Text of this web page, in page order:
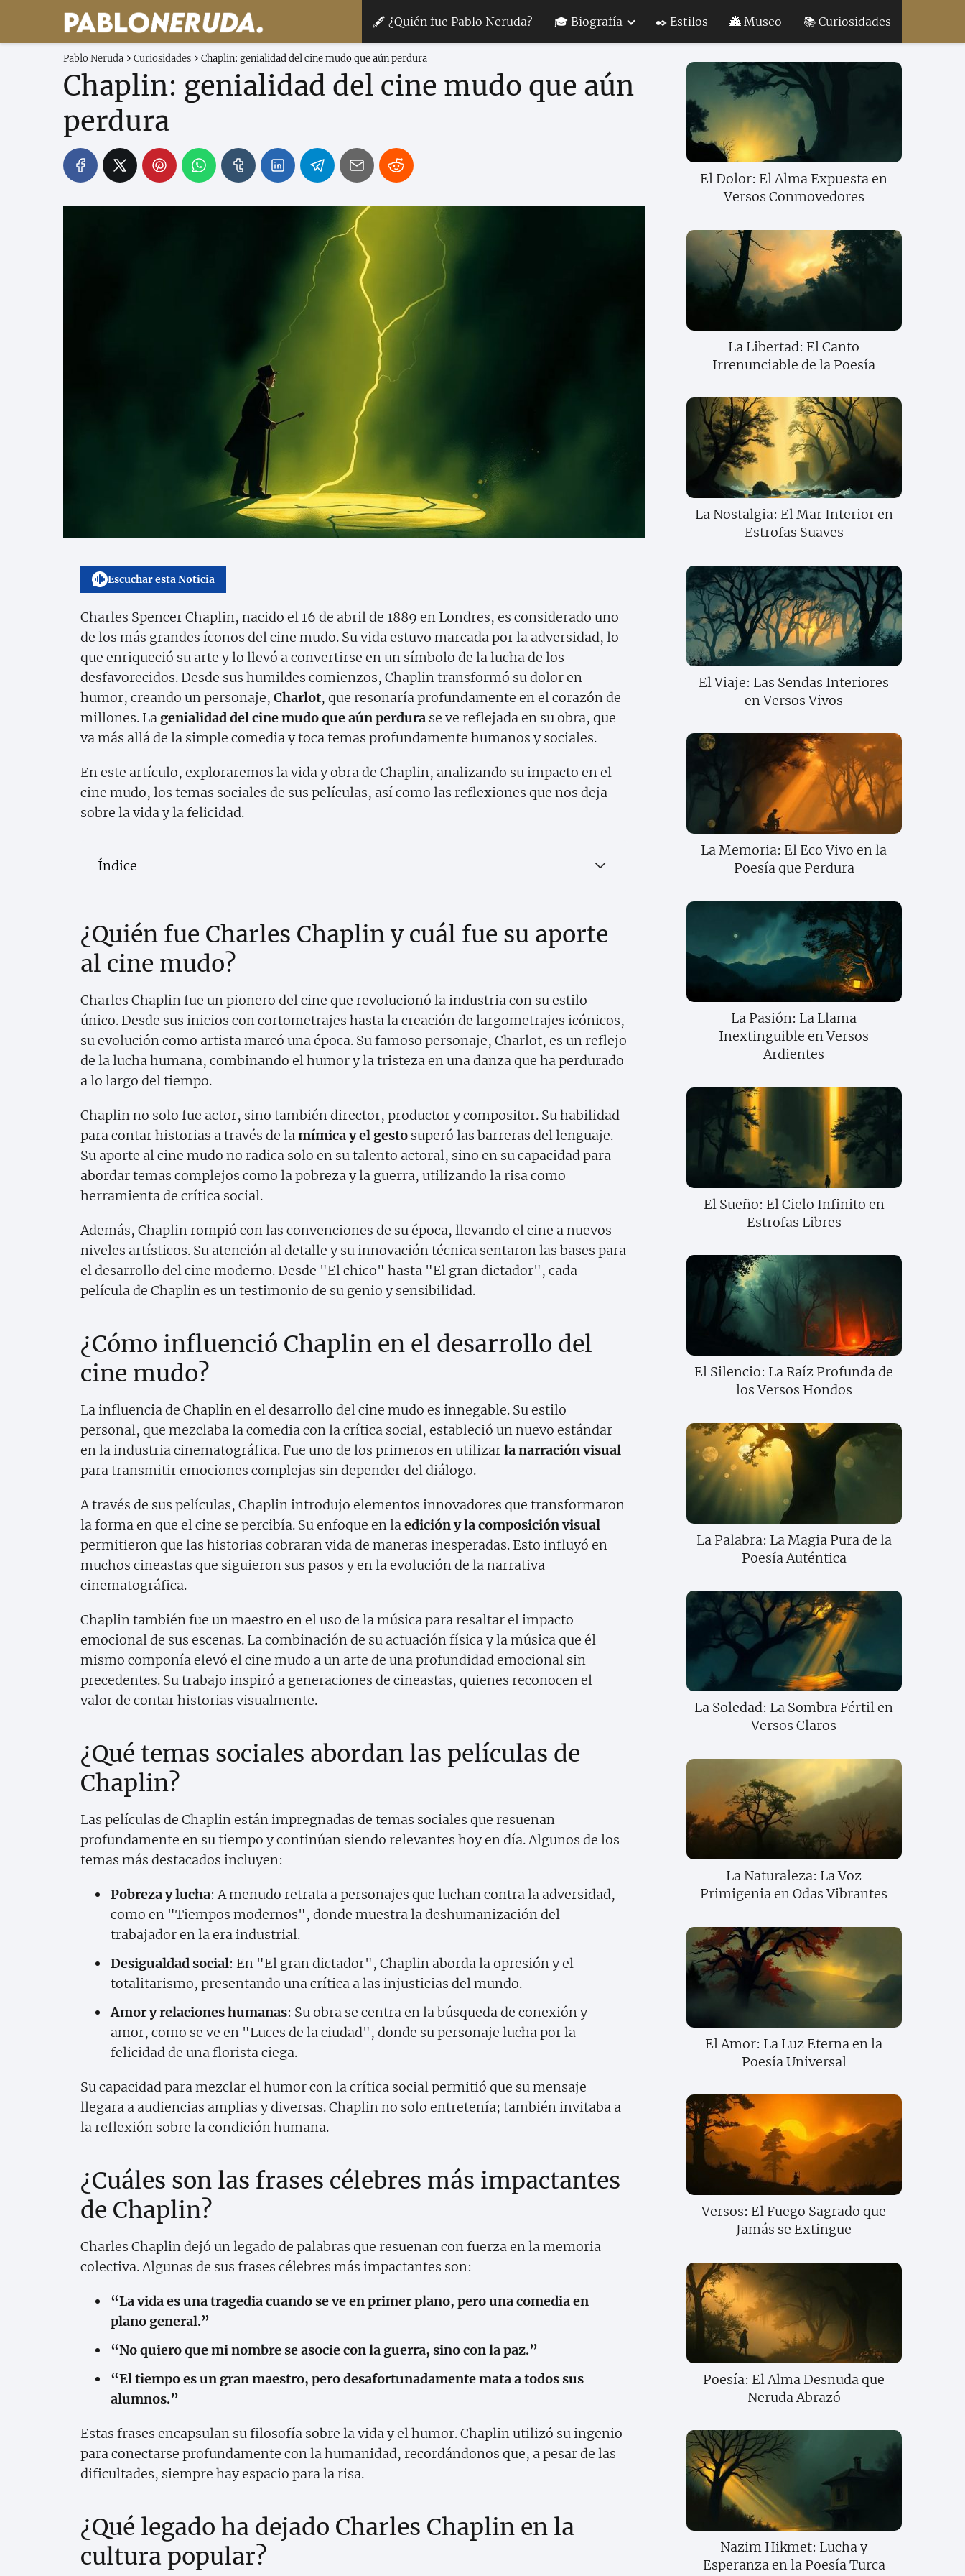
🖋 ¿Quién fue Pablo Neruda? 🎓 Biografía ✒️ Estilos 🏯 Museo 📚 Curiosidades
Pablo Neruda Curiosidades Chaplin: genialidad del cine mudo que aún perdura
Chaplin: genialidad del cine mudo que aún
perdura
Escuchar esta Noticia
Charles Spencer Chaplin, nacido el 16 de abril de 1889 en Londres, es considerado uno
de los más grandes íconos del cine mudo. Su vida estuvo marcada por la adversidad, lo
que enriqueció su arte y lo llevó a convertirse en un símbolo de la lucha de los
desfavorecidos. Desde sus humildes comienzos, Chaplin transformó su dolor en
humor, creando un personaje, Charlot, que resonaría profundamente en el corazón de
millones. La genialidad del cine mudo que aún perdura se ve reflejada en su obra, que
va más allá de la simple comedia y toca temas profundamente humanos y sociales.
En este artículo, exploraremos la vida y obra de Chaplin, analizando su impacto en el
cine mudo, los temas sociales de sus películas, así como las reflexiones que nos deja
sobre la vida y la felicidad.
Índice
¿Quién fue Charles Chaplin y cuál fue su aporte
al cine mudo?
Charles Chaplin fue un pionero del cine que revolucionó la industria con su estilo
único. Desde sus inicios con cortometrajes hasta la creación de largometrajes icónicos,
su evolución como artista marcó una época. Su famoso personaje, Charlot, es un reflejo
de la lucha humana, combinando el humor y la tristeza en una danza que ha perdurado
a lo largo del tiempo.
Chaplin no solo fue actor, sino también director, productor y compositor. Su habilidad
para contar historias a través de la mímica y el gesto superó las barreras del lenguaje.
Su aporte al cine mudo no radica solo en su talento actoral, sino en su capacidad para
abordar temas complejos como la pobreza y la guerra, utilizando la risa como
herramienta de crítica social.
Además, Chaplin rompió con las convenciones de su época, llevando el cine a nuevos
niveles artísticos. Su atención al detalle y su innovación técnica sentaron las bases para
el desarrollo del cine moderno. Desde "El chico" hasta "El gran dictador", cada
película de Chaplin es un testimonio de su genio y sensibilidad.
¿Cómo influenció Chaplin en el desarrollo del
cine mudo?
La influencia de Chaplin en el desarrollo del cine mudo es innegable. Su estilo
personal, que mezclaba la comedia con la crítica social, estableció un nuevo estándar
en la industria cinematográfica. Fue uno de los primeros en utilizarla narración visual
para transmitir emociones complejas sin depender del diálogo.
A través de sus películas, Chaplin introdujo elementos innovadores que transformaron
la forma en que el cine se percibía. Su enfoque en la edición y la composición visual
permitieron que las historias cobraran vida de maneras inesperadas. Esto influyó en
muchos cineastas que siguieron sus pasos y en la evolución de la narrativa
cinematográfica.
Chaplin también fue un maestro en el uso de la música para resaltar el impacto
emocional de sus escenas. La combinación de su actuación física y la música que él
mismo componía elevó el cine mudo a un arte de una profundidad emocional sin
precedentes. Su trabajo inspiró a generaciones de cineastas, quienes reconocen el
valor de contar historias visualmente.
¿Qué temas sociales abordan las películas de
Chaplin?
Las películas de Chaplin están impregnadas de temas sociales que resuenan
profundamente en su tiempo y continúan siendo relevantes hoy en día. Algunos de los
temas más destacados incluyen:
Pobreza y lucha: A menudo retrata a personajes que luchan contra la adversidad,
como en "Tiempos modernos", donde muestra la deshumanización del
trabajador en la era industrial.
Desigualdad social: En "El gran dictador", Chaplin aborda la opresión y el
totalitarismo, presentando una crítica a las injusticias del mundo.
Amor y relaciones humanas: Su obra se centra en la búsqueda de conexión y
amor, como se ve en "Luces de la ciudad", donde su personaje lucha por la
felicidad de una florista ciega.
Su capacidad para mezclar el humor con la crítica social permitió que su mensaje
llegara a audiencias amplias y diversas. Chaplin no solo entretenía; también invitaba a
la reflexión sobre la condición humana.
¿Cuáles son las frases célebres más impactantes
de Chaplin?
Charles Chaplin dejó un legado de palabras que resuenan con fuerza en la memoria
colectiva. Algunas de sus frases célebres más impactantes son:
“La vida es una tragedia cuando se ve en primer plano, pero una comedia en
plano general.”
“No quiero que mi nombre se asocie con la guerra, sino con la paz.”
“El tiempo es un gran maestro, pero desafortunadamente mata a todos sus
alumnos.”
Estas frases encapsulan su filosofía sobre la vida y el humor. Chaplin utilizó su ingenio
para conectarse profundamente con la humanidad, recordándonos que, a pesar de las
dificultades, siempre hay espacio para la risa.
¿Qué legado ha dejado Charles Chaplin en la
cultura popular?
El Dolor: El Alma Expuesta en
Versos Conmovedores
La Libertad: El Canto
Irrenunciable de la Poesía
La Nostalgia: El Mar Interior en
Estrofas Suaves
El Viaje: Las Sendas Interiores
en Versos Vivos
La Memoria: El Eco Vivo en la
Poesía que Perdura
La Pasión: La Llama
Inextinguible en Versos
Ardientes
El Sueño: El Cielo Infinito en
Estrofas Libres
El Silencio: La Raíz Profunda de
los Versos Hondos
La Palabra: La Magia Pura de la
Poesía Auténtica
La Soledad: La Sombra Fértil en
Versos Claros
La Naturaleza: La Voz
Primigenia en Odas Vibrantes
El Amor: La Luz Eterna en la
Poesía Universal
Versos: El Fuego Sagrado que
Jamás se Extingue
Poesía: El Alma Desnuda que
Neruda Abrazó
Nazim Hikmet: Lucha y
Esperanza en la Poesía Turca